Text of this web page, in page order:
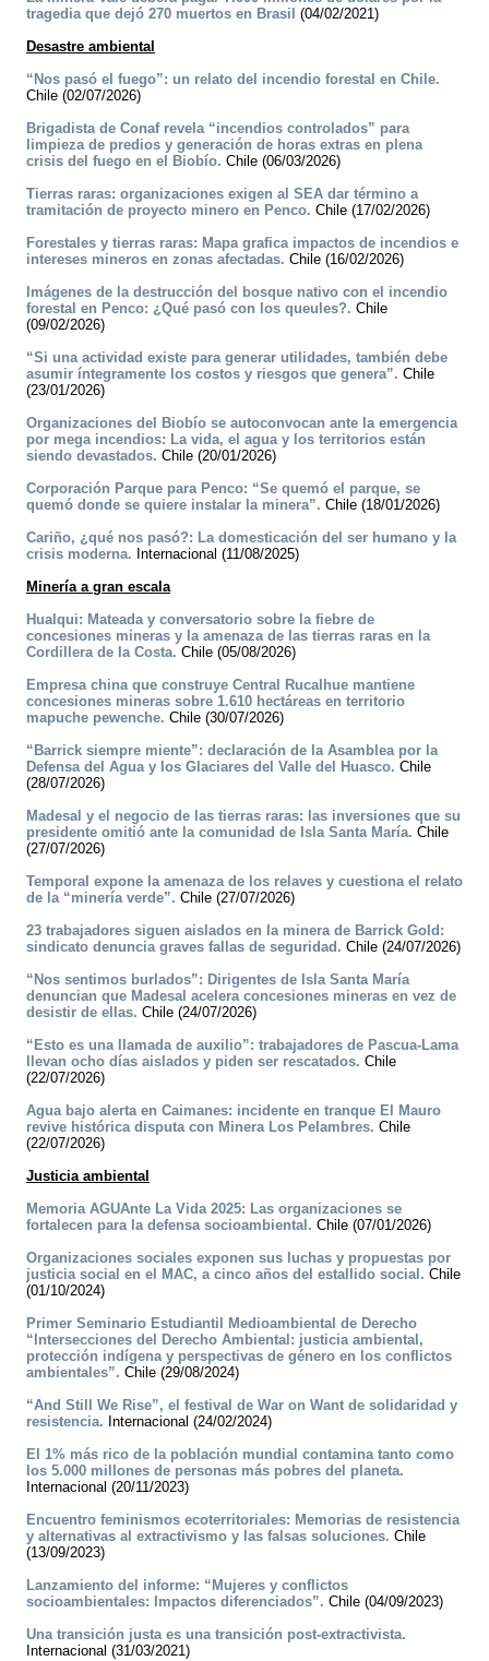
tragedia que dejó 270 muertos en Brasil (04/02/2021)
Desastre ambiental
“Nos pasó el fuego”: un relato del incendio forestal en Chile.
Chile (02/07/2026)
Brigadista de Conaf revela “incendios controlados” para
limpieza de predios y generación de horas extras en plena
crisis del fuego en el Biobío. Chile (06/03/2026)
Tierras raras: organizaciones exigen al SEA dar término a
tramitación de proyecto minero en Penco. Chile (17/02/2026)
Forestales y tierras raras: Mapa grafica impactos de incendios e
intereses mineros en zonas afectadas. Chile (16/02/2026)
Imágenes de la destrucción del bosque nativo con el incendio
forestal en Penco: ¿Qué pasó con los queules?. Chile
(09/02/2026)
“Si una actividad existe para generar utilidades, también debe
asumir íntegramente los costos y riesgos que genera”. Chile
(23/01/2026)
Organizaciones del Biobío se autoconvocan ante la emergencia
por mega incendios: La vida, el agua y los territorios están
siendo devastados. Chile (20/01/2026)
Corporación Parque para Penco: “Se quemó el parque, se
quemó donde se quiere instalar la minera”. Chile (18/01/2026)
Cariño, ¿qué nos pasó?: La domesticación del ser humano y la
crisis moderna. Internacional (11/08/2025)
Minería a gran escala
Hualqui: Mateada y conversatorio sobre la fiebre de
concesiones mineras y la amenaza de las tierras raras en la
Cordillera de la Costa. Chile (05/08/2026)
Empresa china que construye Central Rucalhue mantiene
concesiones mineras sobre 1.610 hectáreas en territorio
mapuche pewenche. Chile (30/07/2026)
“Barrick siempre miente”: declaración de la Asamblea por la
Defensa del Agua y los Glaciares del Valle del Huasco. Chile
(28/07/2026)
Madesal y el negocio de las tierras raras: las inversiones que su
presidente omitió ante la comunidad de Isla Santa María. Chile
(27/07/2026)
Temporal expone la amenaza de los relaves y cuestiona el relato
de la “minería verde”. Chile (27/07/2026)
23 trabajadores siguen aislados en la minera de Barrick Gold:
sindicato denuncia graves fallas de seguridad. Chile (24/07/2026)
“Nos sentimos burlados”: Dirigentes de Isla Santa María
denuncian que Madesal acelera concesiones mineras en vez de
desistir de ellas. Chile (24/07/2026)
“Esto es una llamada de auxilio”: trabajadores de Pascua-Lama
llevan ocho días aislados y piden ser rescatados. Chile
(22/07/2026)
Agua bajo alerta en Caimanes: incidente en tranque El Mauro
revive histórica disputa con Minera Los Pelambres. Chile
(22/07/2026)
Justicia ambiental
Memoria AGUAnte La Vida 2025: Las organizaciones se
fortalecen para la defensa socioambiental. Chile (07/01/2026)
Organizaciones sociales exponen sus luchas y propuestas por
justicia social en el MAC, a cinco años del estallido social. Chile
(01/10/2024)
Primer Seminario Estudiantil Medioambiental de Derecho
“Intersecciones del Derecho Ambiental: justicia ambiental,
protección indígena y perspectivas de género en los conflictos
ambientales”. Chile (29/08/2024)
“And Still We Rise”, el festival de War on Want de solidaridad y
resistencia. Internacional (24/02/2024)
El 1% más rico de la población mundial contamina tanto como
los 5.000 millones de personas más pobres del planeta.
Internacional (20/11/2023)
Encuentro feminismos ecoterritoriales: Memorias de resistencia
y alternativas al extractivismo y las falsas soluciones. Chile
(13/09/2023)
Lanzamiento del informe: “Mujeres y conflictos
socioambientales: Impactos diferenciados”. Chile (04/09/2023)
Una transición justa es una transición post-extractivista.
Internacional (31/03/2021)